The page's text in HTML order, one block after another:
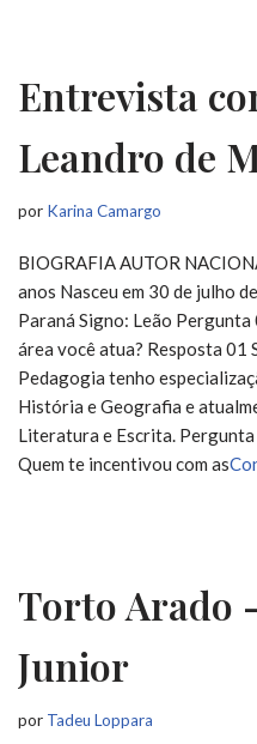
Entrevista
Leandro de
por Karina Camargo
BIOGRAFIA AUTOR
anos Nasceu em 30 de julho
Paraná Signo: Leão Pergunta
área você atua? Resposta 01
Pedagogia tenho
História e Geografia e
Literatura e Escrita.
Quem te incentivou com as
Torto Arado
Junior
por Tadeu Loppara